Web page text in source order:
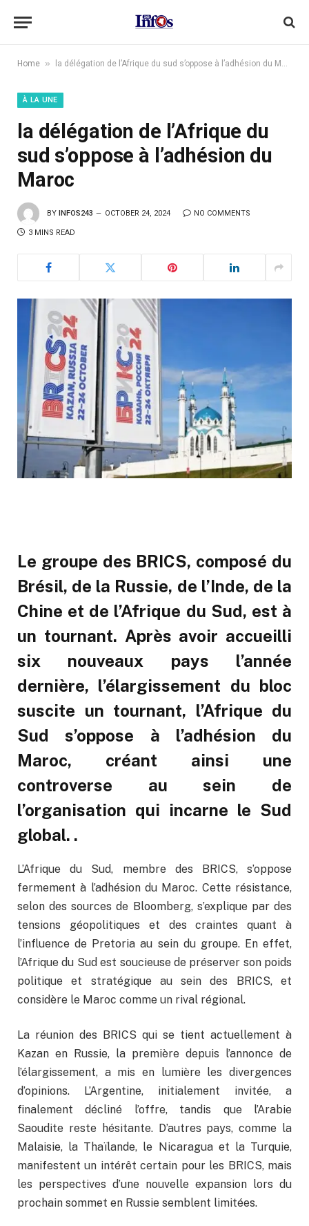
Home » la délégation de l’Afrique du sud s’oppose à l’adhésion du Maroc
À LA UNE
la délégation de l’Afrique du
sud s’oppose à l’adhésion du
Maroc
BY INFOS243 OCTOBER 24, 2024 NO COMMENTS
3 MINS READ
Le groupe des BRICS, composé du
Brésil, de la Russie, de l’Inde, de la
Chine et de l’Afrique du Sud, est à
un tournant. Après avoir accueilli
six nouveaux pays l’année
dernière, l’élargissement du bloc
suscite un tournant, l’Afrique du
Sud s’oppose à l’adhésion du
Maroc, créant ainsi une
controverse au sein de
l’organisation qui incarne le Sud
global. .
L’Afrique du Sud, membre des BRICS, s’oppose
fermement à l’adhésion du Maroc. Cette résistance,
selon des sources de Bloomberg, s’explique par des
tensions géopolitiques et des craintes quant à
l’influence de Pretoria au sein du groupe. En effet,
l’Afrique du Sud est soucieuse de préserver son poids
politique et stratégique au sein des BRICS, et
considère le Maroc comme un rival régional.
La réunion des BRICS qui se tient actuellement à
Kazan en Russie, la première depuis l’annonce de
l’élargissement, a mis en lumière les divergences
d’opinions. L’Argentine, initialement invitée, a
finalement décliné l’offre, tandis que l’Arabie
Saoudite reste hésitante. D’autres pays, comme la
Malaisie, la Thaïlande, le Nicaragua et la Turquie,
manifestent un intérêt certain pour les BRICS, mais
les perspectives d’une nouvelle expansion lors du
prochain sommet en Russie semblent limitées.